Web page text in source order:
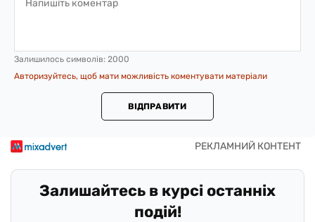
Залишилось символів: 2000
Авторизуйтесь, щоб мати можливість коментувати матеріали
ВІДПРАВИТИ
Залишайтесь в курсі останніх
подій!